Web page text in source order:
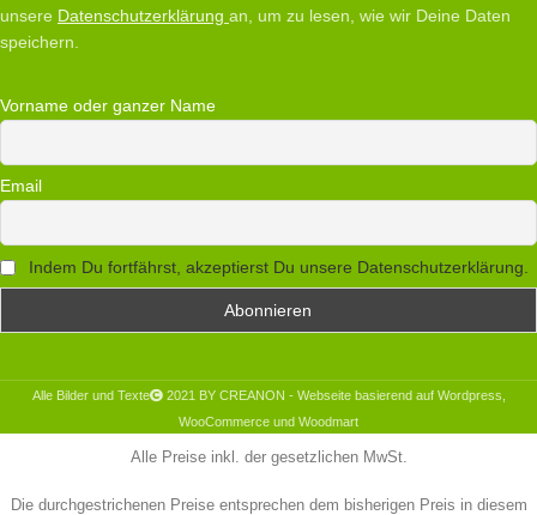
unsere Datenschutzerklärung an, um zu lesen, wie wir Deine Daten
speichern.
Vorname oder ganzer Name
Email
Indem Du fortfährst, akzeptierst Du unsere Datenschutzerklärung.
Alle Bilder und Texte
2021 BY CREANON - Webseite basierend auf Wordpress,
WooCommerce und Woodmart
Alle Preise inkl. der gesetzlichen MwSt.
Die durchgestrichenen Preise entsprechen dem bisherigen Preis in diesem